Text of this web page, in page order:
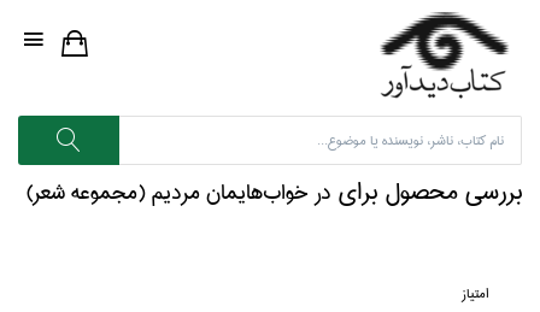
بررسی محصول برای در خواب‌هايمان مرديم (مجموعه شعر)
امتیاز